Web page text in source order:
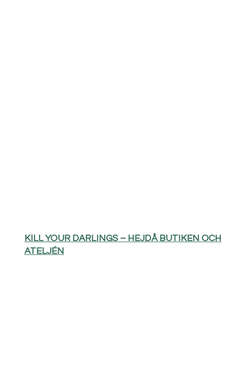
KILL YOUR DARLINGS – HEJDÅ BUTIKEN OCH
ATELJÉN